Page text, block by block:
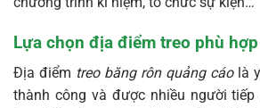
Lựa chọn địa điểm treo phù hợp
Địa điểm treo băng rôn quảng cáolà
thành công và được nhiều người tiếp